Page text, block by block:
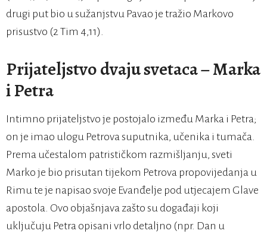
drugi put bio u sužanjstvu Pavao je tražio Markovo
prisustvo (2 Tim 4,11).
Prijateljstvo dvaju svetaca – Marka
i Petra
Intimno prijateljstvo je postojalo između Marka i Petra;
on je imao ulogu Petrova suputnika, učenika i tumača.
Prema učestalom patrističkom razmišljanju, sveti
Marko je bio prisutan tijekom Petrova propovijedanja u
Rimu te je napisao svoje Evanđelje pod utjecajem Glave
apostola. Ovo objašnjava zašto su događaji koji
uključuju Petra opisani vrlo detaljno (npr. Dan u